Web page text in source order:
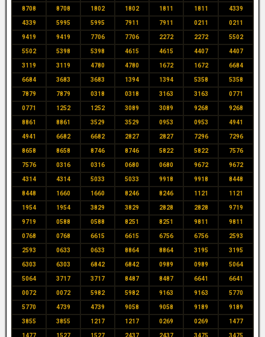
8708 8708 1802 1802 1811 1811 4339
4339 5995 5995 7911 7911 0211 0211
9419 9419 7706 7706 2272 2272 5502
5502 5398 5398 4615 4615 4407 4407
3119 3119 4780 4780 1672 1672 6684
6684 3683 3683 1394 1394 5358 5358
7879 7879 0318 0318 3163 3163 0771
0771 1252 1252 3089 3089 9268 9268
8861 8861 3529 3529 0953 0953 4941
4941 6682 6682 2827 2827 7296 7296
8658 8658 8746 8746 5822 5822 7576
7576 0316 0316 0680 0680 9672 9672
4314 4314 5033 5033 9918 9918 8448
8448 1660 1660 8246 8246 1121 1121
1954 1954 3829 3829 2828 2828 9719
9719 0588 0588 8251 8251 9811 9811
0768 0768 6615 6615 6756 6756 2593
2593 0633 0633 8864 8864 3195 3195
6303 6303 6842 6842 0989 0989 5064
5064 3717 3717 8487 8487 6641 6641
0072 0072 5982 5982 9163 9163 5770
5770 4739 4739 9058 9058 9189 9189
3855 3855 1217 1217 0269 0269 1477
1477 1527 1527 2437 2437 3475 3475